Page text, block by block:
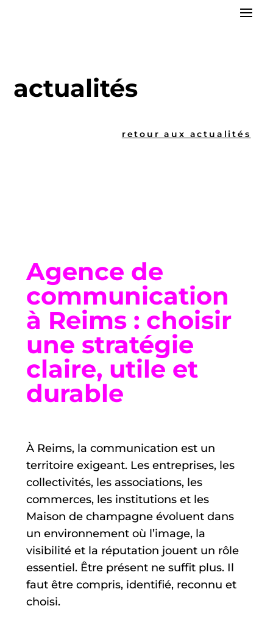
actualités
retour aux actualités
Agence de
communication
à Reims : choisir
une stratégie
claire, utile et
durable
À Reims, la communication est un
territoire exigeant. Les entreprises, les
collectivités, les associations, les
commerces, les institutions et les
Maison de champagne évoluent dans
un environnement où l’image, la
visibilité et la réputation jouent un rôle
essentiel. Être présent ne suffit plus. Il
faut être compris, identifié, reconnu et
choisi.